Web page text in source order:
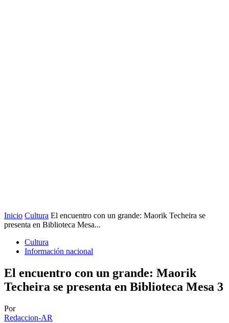
Inicio Cultura El encuentro con un grande: Maorik Techeira se
presenta en Biblioteca Mesa...
Cultura
Información nacional
El encuentro con un grande: Maorik
Techeira se presenta en Biblioteca Mesa 3
Por
Redaccion-AR